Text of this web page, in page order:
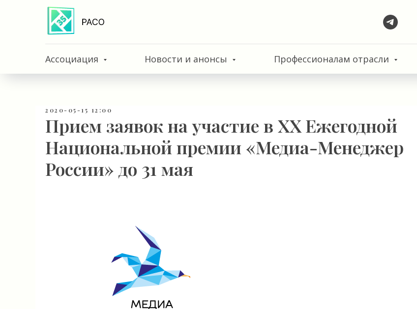
Ассоциация Новости и анонсы Профессионалам отрасли
2020-05-15 12:00
Прием заявок на участие в XX Ежегодной
Национальной премии «Медиа-Менеджер
России» до 31 мая